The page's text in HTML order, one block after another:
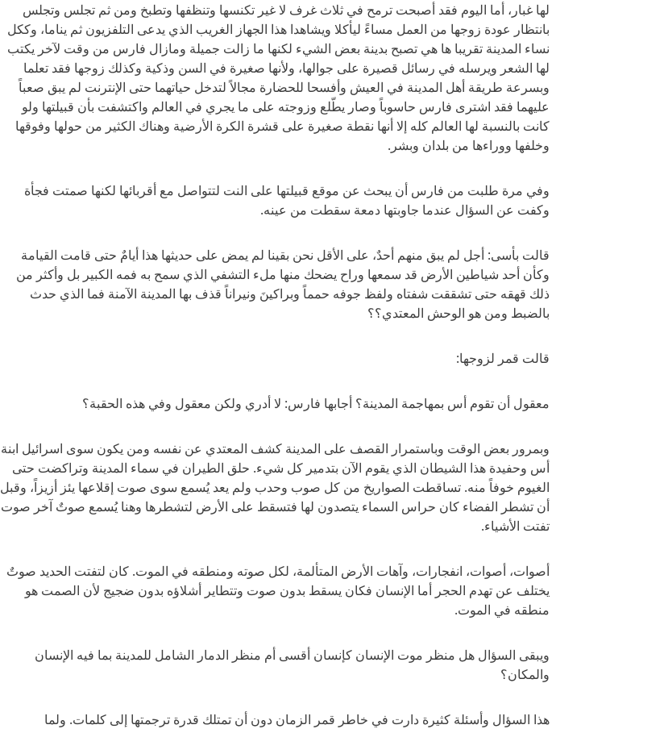
لها غبار، أما اليوم فقد أصبحت ترمح في ثلاث غرف لا غير تكنسها وتنظفها وتطبخ ومن ثم تجلس وتجلس
بانتظار عودة زوجها من العمل مساءً ليأكلا ويشاهدا هذا الجهاز الغريب الذي يدعى التلفزيون ثم يناما، وككل
نساء المدينة تقريبا ها هي تصبح بدينة بعض الشيء لكنها ما زالت جميلة ومازال فارس من وقت لآخر يكتب
لها الشعر ويرسله في رسائل قصيرة على جوالها، ولأنها صغيرة في السن وذكية وكذلك زوجها فقد تعلما
وبسرعة طريقة أهل المدينة في العيش وأفسحا للحضارة مجالاً لتدخل حياتهما حتى الإنترنت لم يبق صعباً
عليهما فقد اشترى فارس حاسوباً وصار يطّلع وزوجته على ما يجري في العالم واكتشفت بأن قبيلتها ولو
كانت بالنسبة لها العالم كله إلا أنها نقطة صغيرة على قشرة الكرة الأرضية وهناك الكثير من حولها وفوقها
وخلفها ووراءها من بلدان وبشر.
وفي مرة طلبت من فارس أن يبحث عن موقع قبيلتها على النت لتتواصل مع أقربائها لكنها صمتت فجأة
وكفت عن السؤال عندما جاوبتها دمعة سقطت من عينه.
قالت بأسى: أجل لم يبق منهم أحدٌ، على الأقل نحن بقينا لم يمض على حديثها هذا أيامٌ حتى قامت القيامة
وكأن أحد شياطين الأرض قد سمعها وراح يضحك منها ملء التشفي الذي سمح به فمه الكبير بل وأكثر من
ذلك قهقه حتى تشققت شفتاه ولفظ جوفه حمماً وبراكينَ ونيراناً قذف بها المدينة الآمنة فما الذي حدث
بالضبط ومن هو الوحش المعتدي؟؟
قالت قمر لزوجها:
معقول أن تقوم أس بمهاجمة المدينة؟ أجابها فارس: لا أدري ولكن معقول وفي هذه الحقبة؟
وبمرور بعض الوقت وباستمرار القصف على المدينة كشف المعتدي عن نفسه ومن يكون سوى اسرائيل ابنة
أس وحفيدة هذا الشيطان الذي يقوم الآن بتدمير كل شيء. حلق الطيران في سماء المدينة وتراكضت حتى
الغيوم خوفاً منه. تساقطت الصواريخ من كل صوب وحدب ولم يعد يُسمع سوى صوت إقلاعها يئز أزيزاً، وقبل
أن تشطر الفضاء كان حراس السماء يتصدون لها فتسقط على الأرض لتشطرها وهنا يُسمع صوتٌ آخر صوت
تفتت الأشياء.
أصوات، أصوات، انفجارات، وآهات الأرض المتألمة، لكل صوته ومنطقه في الموت. كان لتفتت الحديد صوتٌ
يختلف عن تهدم الحجر أما الإنسان فكان يسقط بدون صوت وتتطاير أشلاؤه بدون ضجيج لأن الصمت هو
منطقه في الموت.
ويبقى السؤال هل منظر موت الإنسان كإنسان أقسى أم منظر الدمار الشامل للمدينة بما فيه الإنسان
والمكان؟
هذا السؤال وأسئلة كثيرة دارت في خاطر قمر الزمان دون أن تمتلك قدرة ترجمتها إلى كلمات. ولما